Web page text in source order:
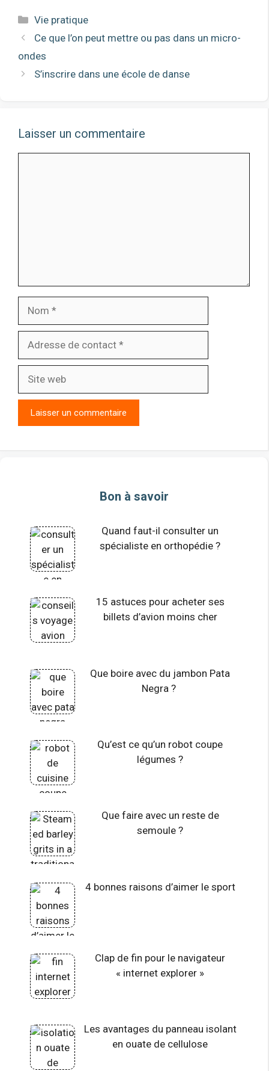
Catégories
Vie pratique
Ce que l’on peut mettre ou pas dans un micro-
ondes
S’inscrire dans une école de danse
Laisser un commentaire
de
contact
web
Bon à savoir
Quand faut-il consulter un
spécialiste en orthopédie ?
15 astuces pour acheter ses
billets d’avion moins cher
Que boire avec du jambon Pata
Negra ?
Qu’est ce qu’un robot coupe
légumes ?
Que faire avec un reste de
semoule ?
4 bonnes raisons d’aimer le sport
Clap de fin pour le navigateur
« internet explorer »
Les avantages du panneau isolant
en ouate de cellulose